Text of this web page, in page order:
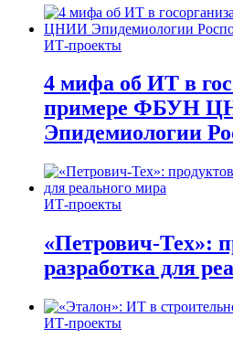
ИТ-проекты
4 мифа об ИТ в
примере ФБУН
Эпидемиологии
ИТ-проекты
«Петрович-Тех»:
разработка для
ИТ-проекты